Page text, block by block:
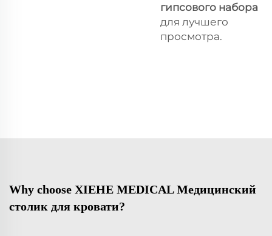
гипсового набора
для лучшего
просмотра.
Why choose XIEHE MEDICAL Медицинский
столик для кровати?